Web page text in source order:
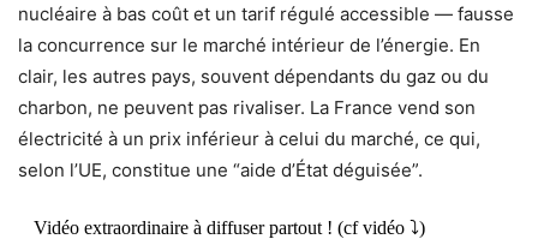
nucléaire à bas coût et un tarif régulé accessible — fausse
la concurrence sur le marché intérieur de l’énergie. En
clair, les autres pays, souvent dépendants du gaz ou du
charbon, ne peuvent pas rivaliser. La France vend son
électricité à un prix inférieur à celui du marché, ce qui,
selon l’UE, constitue une “aide d’État déguisée”.
Vidéo extraordinaire à diffuser partout ! (cf vidéo ⤵️)